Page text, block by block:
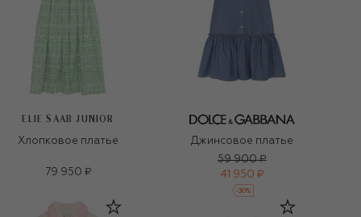
ELIE SAAB JUNIOR
Хлопковое платье
79 950 ₽
Джинсовое платье
59 900 ₽
41 950 ₽
-30%